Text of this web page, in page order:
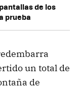
de los
prueba
un total de
de